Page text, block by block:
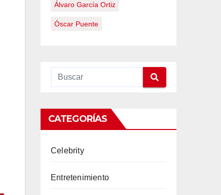
Álvaro García Ortiz
Óscar Puente
CATEGORÍAS
Celebrity
Entretenimiento